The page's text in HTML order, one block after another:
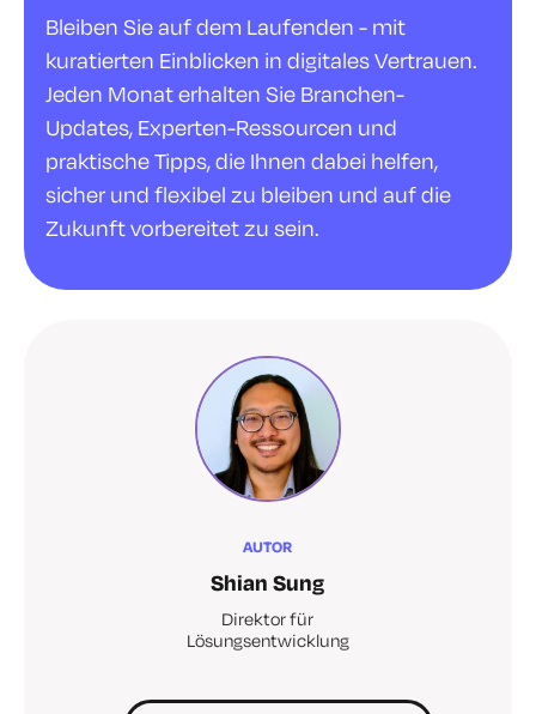
Bleiben Sie auf dem Laufenden - mit
kuratierten Einblicken in digitales Vertrauen.
Jeden Monat erhalten Sie Branchen-
Updates, Experten-Ressourcen und
praktische Tipps, die Ihnen dabei helfen,
sicher und flexibel zu bleiben und auf die
Zukunft vorbereitet zu sein.
AUTOR
Shian Sung
Direktor für
Lösungsentwicklung